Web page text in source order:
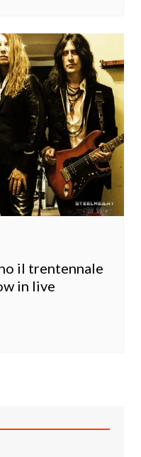
il trentennale
in live